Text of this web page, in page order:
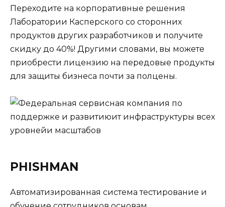
Переходите на корпоративные решения
Лаборатории Касперского со сторонних
продуктов других разработчиков и получите
скидку до 40%! Другими словами, вы можете
приобрести лицензию на передовые продукты
для защиты бизнеса почти за полцены.
PHISHMAN
Автоматизированная система тестирование и